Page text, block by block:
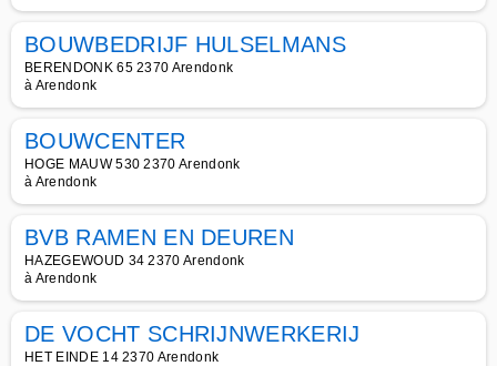
BOUWBEDRIJF HULSELMANS
BERENDONK 65 2370 Arendonk
à Arendonk
BOUWCENTER
HOGE MAUW 530 2370 Arendonk
à Arendonk
BVB RAMEN EN DEUREN
HAZEGEWOUD 34 2370 Arendonk
à Arendonk
DE VOCHT SCHRIJNWERKERIJ
HET EINDE 14 2370 Arendonk